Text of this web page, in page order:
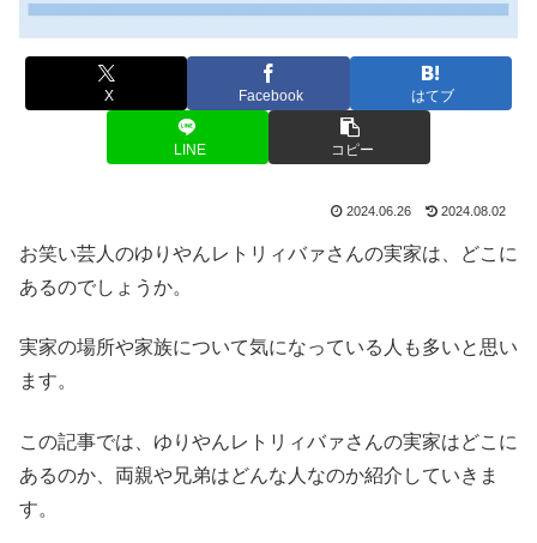
X Facebook はてブ
LINE コピー
2024.06.26 2024.08.02
お笑い芸人のゆりやんレトリィバァさんの実家は、どこに
あるのでしょうか。
実家の場所や家族について気になっている人も多いと思い
ます。
この記事では、ゆりやんレトリィバァさんの実家はどこに
あるのか、両親や兄弟はどんな人なのか紹介していきま
す。